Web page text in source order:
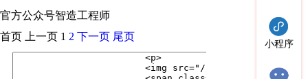
官方公众号智造工程师
小程序
首页 上一页 1 2 下一页 尾页